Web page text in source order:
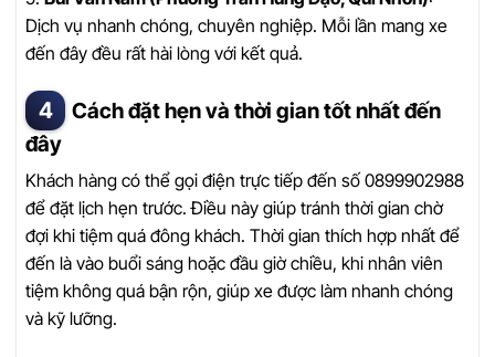
Dịch vụ nhanh chóng, chuyên nghiệp. Mỗi lần mang xe
đến đây đều rất hài lòng với kết quả.
Cách đặt hẹn và thời gian tốt nhất đến
đây
Khách hàng có thể gọi điện trực tiếp đến số 0899902988
để đặt lịch hẹn trước. Điều này giúp tránh thời gian chờ
đợi khi tiệm quá đông khách. Thời gian thích hợp nhất để
đến là vào buổi sáng hoặc đầu giờ chiều, khi nhân viên
tiệm không quá bận rộn, giúp xe được làm nhanh chóng
và kỹ lưỡng.